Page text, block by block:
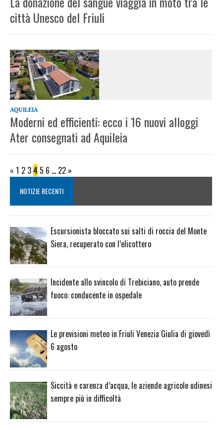
città Unesco del Friuli
AQUILEIA
Moderni ed efficienti: ecco i 16 nuovi alloggi
Ater consegnati ad Aquileia
« 1 2 3 4 5 6 … 22 »
NOTIZIE RECENTI
Escursionista bloccato sui salti di roccia del Monte
Siera, recuperato con l’elicottero
Incidente allo svincolo di Trebiciano, auto prende
fuoco: conducente in ospedale
Le previsioni meteo in Friuli Venezia Giulia di giovedì
6 agosto
Siccità e carenza d’acqua, le aziende agricole udinesi
sempre più in difficoltà